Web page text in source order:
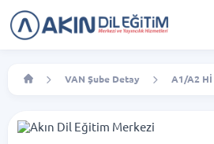
VAN Şube Detay A1/A2 Hİ